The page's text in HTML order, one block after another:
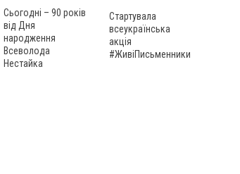
Сьогодні – 90 років
від Дня
народження
Всеволода
Нестайка
Стартувала
всеукраїнська
акція
#ЖивіПисьменники